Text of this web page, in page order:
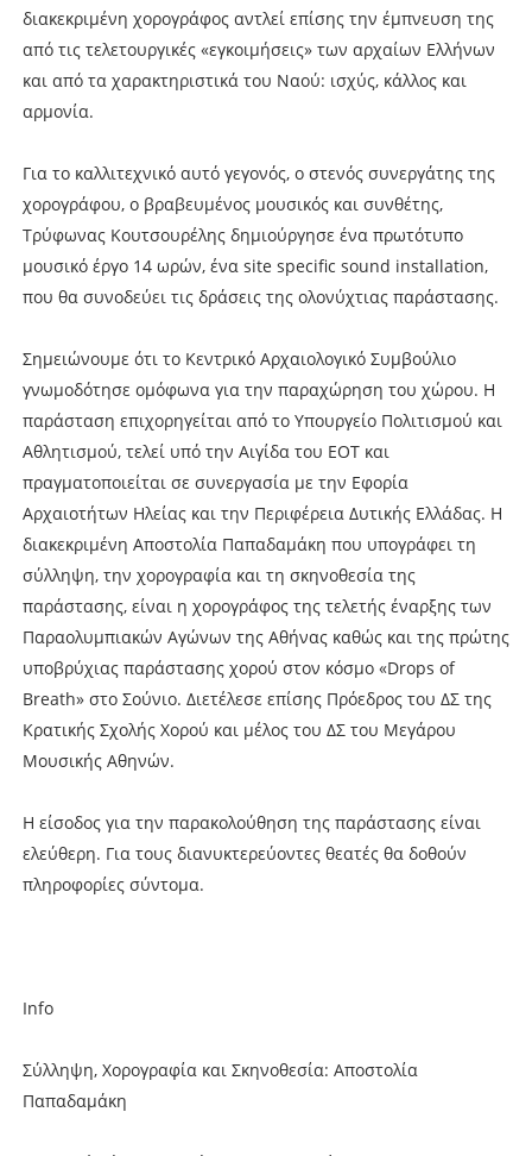
διακεκριμένη χορογράφος αντλεί επίσης την έμπνευση της
από τις τελετουργικές «εγκοιμήσεις» των αρχαίων Ελλήνων
και από τα χαρακτηριστικά του Ναού: ισχύς, κάλλος και
αρμονία.
Για το καλλιτεχνικό αυτό γεγονός, ο στενός συνεργάτης της
χορογράφου, ο βραβευμένος μουσικός και συνθέτης,
Τρύφωνας Κουτσουρέλης δημιούργησε ένα πρωτότυπο
μουσικό έργο 14 ωρών, ένα site specific sound installation,
που θα συνοδεύει τις δράσεις της ολονύχτιας παράστασης.
Σημειώνουμε ότι το Κεντρικό Αρχαιολογικό Συμβούλιο
γνωμοδότησε ομόφωνα για την παραχώρηση του χώρου. Η
παράσταση επιχορηγείται από το Υπουργείο Πολιτισμού και
Αθλητισμού, τελεί υπό την Αιγίδα του ΕΟΤ και
πραγματοποιείται σε συνεργασία με την Εφορία
Αρχαιοτήτων Ηλείας και την Περιφέρεια Δυτικής Ελλάδας. Η
διακεκριμένη Αποστολία Παπαδαμάκη που υπογράφει τη
σύλληψη, την χορογραφία και τη σκηνοθεσία της
παράστασης, είναι η χορογράφος της τελετής έναρξης των
Παραολυμπιακών Αγώνων της Αθήνας καθώς και της πρώτης
υποβρύχιας παράστασης χορού στον κόσμο «Drops of
Breath» στο Σούνιο. Διετέλεσε επίσης Πρόεδρος του ΔΣ της
Κρατικής Σχολής Χορού και μέλος του ΔΣ του Μεγάρου
Μουσικής Αθηνών.
Η είσοδος για την παρακολούθηση της παράστασης είναι
ελεύθερη. Για τους διανυκτερεύοντες θεατές θα δοθούν
πληροφορίες σύντομα.
Info
Σύλληψη, Χορογραφία και Σκηνοθεσία: Αποστολία
Παπαδαμάκη